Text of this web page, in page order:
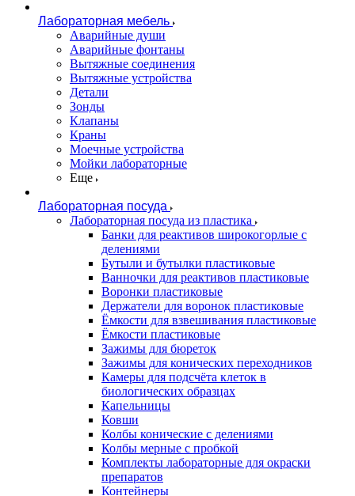
Лабораторная мебель
Аварийные души
Аварийные фонтаны
Вытяжные соединения
Вытяжные устройства
Детали
Зонды
Клапаны
Краны
Моечные устройства
Мойки лабораторные
Еще
Лабораторная посуда
Лабораторная посуда из пластика
Банки для реактивов широкогорлые с
делениями
Бутыли и бутылки пластиковые
Ванночки для реактивов пластиковые
Воронки пластиковые
Держатели для воронок пластиковые
Ёмкости для взвешивания пластиковые
Ёмкости пластиковые
Зажимы для бюреток
Зажимы для конических переходников
Камеры для подсчёта клеток в
биологических образцах
Капельницы
Ковши
Колбы конические с делениями
Колбы мерные с пробкой
Комплекты лабораторные для окраски
препаратов
Контейнеры